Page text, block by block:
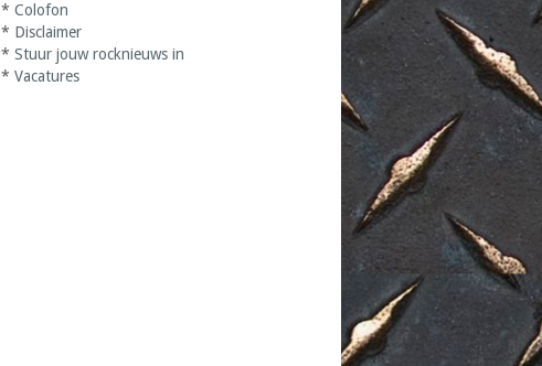
*Colofon
* Disclaimer
*Stuur jouw rocknieuws in
*Vacatures